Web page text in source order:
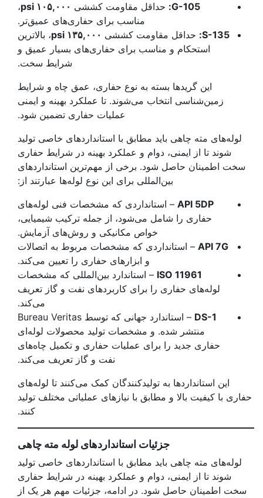
G-105: حداقل مقاومت کششی ۱۰۵,۰۰۰
،
مناسب برای حفاری‌های عمیق‌تر.
S-135: حداقل مقاومت کششی ۱۳۵,۰۰۰
، بالاترین
استحکام و مناسب برای حفاری‌های بسیار عمیق و
شرایط سخت.
این گریدها بسته به نوع حفاری، عمق چاه و شرایط
زمین‌شناسی انتخاب می‌شوند. تا عملکرد بهینه و ایمنی
عملیات حفاری تضمین شود.
لوله‌های مته چاهی باید مطابق با استانداردهای خاصی تولید
شوند تا از ایمنی، دوام و عملکرد بهینه در شرایط حفاری
سخت اطمینان حاصل شود. برخی از مهم‌ترین استانداردهای
بین‌المللی برای این نوع لوله‌ها عبارتند از:
API 5DP – استانداردی که مشخصات فنی لوله‌های
حفاری را شامل می‌شود، از جمله ترکیب شیمیایی،
خواص مکانیکی و روش‌های آزمایش.
API 7G – استانداردی که مشخصات مربوط به اتصالات
و ابزارهای حفاری را تعیین می‌کند.
ISO 11961 – استاندارد بین‌المللی که مشخصات
لوله‌های حفاری را برای کاربردهای نفت و گاز تعریف
می‌کند.
DS-1
– استاندارد جهانی که توسط Bureau Veritas
منتشر شده. و مشخصات تولید محصولات لوله‌ای
حفاری جدید را برای عملیات حفاری و تکمیل چاه‌های
نفت و گاز تعریف می‌کند.
این استانداردها به تولیدکنندگان کمک می‌کنند تا لوله‌های
حفاری با کیفیت بالا و مطابق با نیازهای عملیاتی مختلف تولید
کنند.
جزئیات استانداردهای لوله مته چاهی
لوله‌های مته چاهی باید مطابق با استانداردهای خاصی تولید
شوند تا از ایمنی، دوام و عملکرد بهینه در شرایط حفاری
سخت اطمینان حاصل شود. در ادامه، جزئیات مهم هر یک از